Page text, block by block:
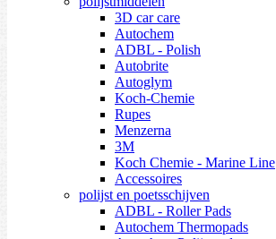
3D car care
Autochem
ADBL - Polish
Autobrite
Autoglym
Koch-Chemie
Rupes
Menzerna
3M
Koch Chemie - Marine Line
Accessoires
polijst en poetsschijven
ADBL - Roller Pads
Autochem Thermopads